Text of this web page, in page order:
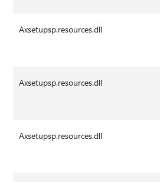
Axsetupsp.resources.dll
Axsetupsp.resources.dll
Axsetupsp.resources.dll